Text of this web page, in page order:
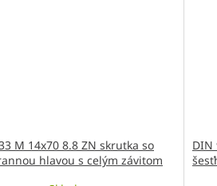
M 14x70 8.8 ZN skrutka so
hlavou s celým závitom
DIN